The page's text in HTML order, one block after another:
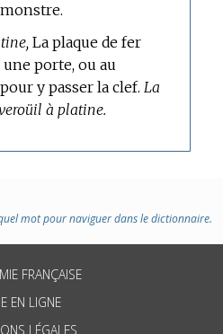
La plaque de fer
porte, ou au
y passer la clef. La
à platine.
mot pour naviguer dans le dictionnaire.
FRANÇAISE
EN LIGNE
LÉGALES